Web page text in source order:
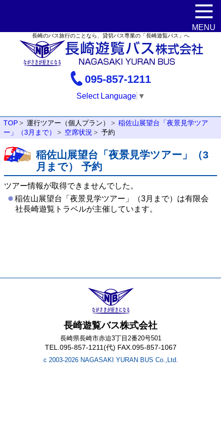
長崎のバス旅行のことなら、貸切バス専業の「長崎遊覧バス」へ
095-857-1211
Select Language ▼
TOP 運行ツアー（個人プラン）
稲佐山展望台「夜景見学ツア
ー」（3月まで）
空席状況 予約
稲佐山展望台「夜景見学ツアー」（3
月まで） 予約
ツアー情報が取得できませんでした。
稲佐山展望台「夜景見学ツアー」（3月まで）は有限会
社長崎遊覧トラベルが主催しています。
長崎遊覧バス株式会社
長崎県長崎市赤迫3丁目2番20号501
TEL.095-857-1211(代) FAX.095-857-1067
c 2003-2026 NAGASAKI YURAN BUS Co.,Ltd.